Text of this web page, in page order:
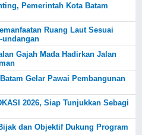
Pemerintah Kota Batam
Ruang Laut Sesuai
undangan
Gajah Mada Hadirkan Jalan
Gelar Pawai Pembangunan
2026, Siap Tunjukkan Sebagi
dan Objektif Dukung Program